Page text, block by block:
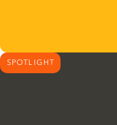
SPOTLIGHT